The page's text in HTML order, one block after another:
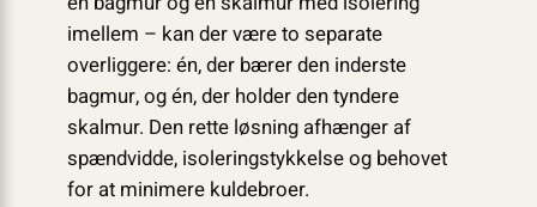
imellem – kan der være to separate
overliggere: én, der bærer den inderste
bagmur, og én, der holder den tyndere
skalmur. Den rette løsning afhænger af
spændvidde, isoleringstykkelse og behovet
for at minimere kuldebroer.